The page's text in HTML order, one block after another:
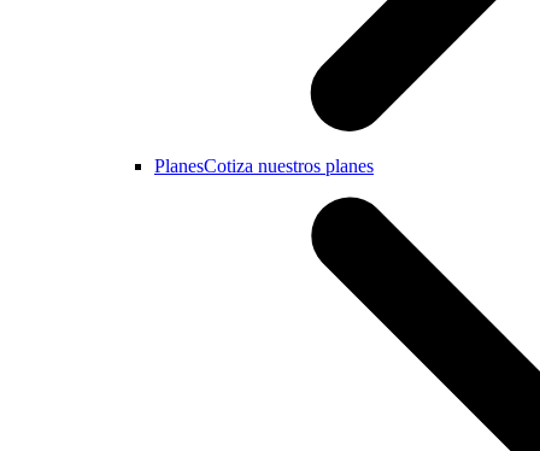
PlanesCotiza nuestros planes